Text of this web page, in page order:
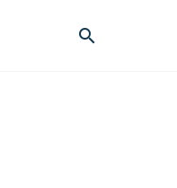
search